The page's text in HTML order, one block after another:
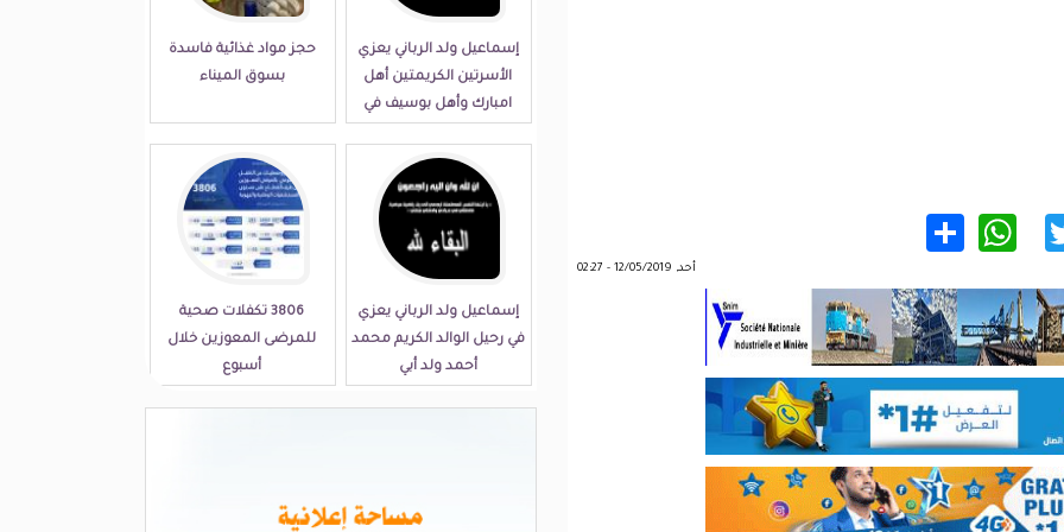
Twitter
WhatsApp
أحد, 12/05/2019 - 02:27
إسماعيل ولد الرباني يعزي
الأسرتين الكريمتين أهل
امبارك وأهل بوسيف في
حجز مواد غذائية فاسدة
بسوق الميناء
إسماعيل ولد الرباني يعزي
في رحيل الوالد الكريم محمد
أحمد ولد أبي
3806 تكفلات صحية
للمرضى المعوزين خلال
أسبوع